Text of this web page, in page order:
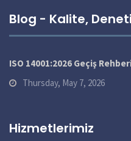
Blog - Kalite,
ISO 14001:2026 Geçiş
Thursday, May 7, 2026
Hizmetlerimiz